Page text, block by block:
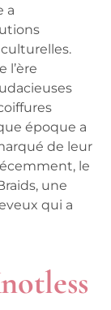
a
l’ère
époque a
de leur
le
une
qui a